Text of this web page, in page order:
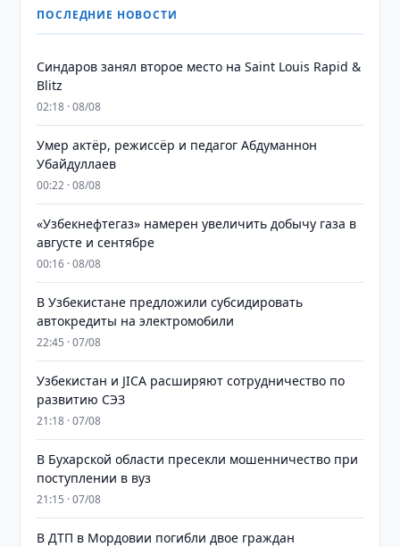
ПОСЛЕДНИЕ НОВОСТИ
Синдаров занял второе место на Saint Louis Rapid &
Blitz
02:18 · 08/08
Умер актёр, режиссёр и педагог Абдуманнон
Убайдуллаев
00:22 · 08/08
«Узбекнефтегаз» намерен увеличить добычу газа в
августе и сентябре
00:16 · 08/08
В Узбекистане предложили субсидировать
автокредиты на электромобили
22:45 · 07/08
Узбекистан и JICA расширяют сотрудничество по
развитию СЭЗ
21:18 · 07/08
В Бухарской области пресекли мошенничество при
поступлении в вуз
21:15 · 07/08
В ДТП в Мордовии погибли двое граждан